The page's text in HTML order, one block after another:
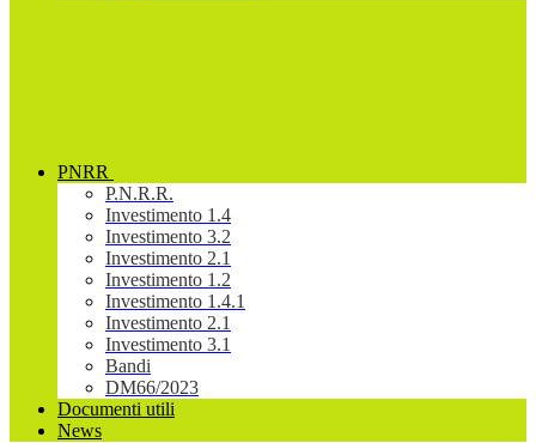
PNRR
P.N.R.R.
Investimento 1.4
Investimento 3.2
Investimento 2.1
Investimento 1.2
Investimento 1.4.1
Investimento 2.1
Investimento 3.1
Bandi
DM66/2023
Documenti utili
News